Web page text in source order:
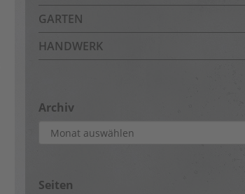
GARTEN
HANDWERK
Archiv
Archiv
Seiten